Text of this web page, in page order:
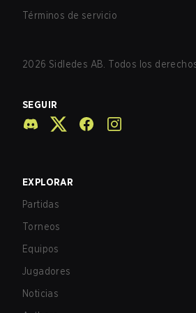
Términos de servicio
2026 Sidledes AB. Todos los
SEGUIR
EXPLORAR
Partidas
Torneos
Equipos
Jugadores
Noticias